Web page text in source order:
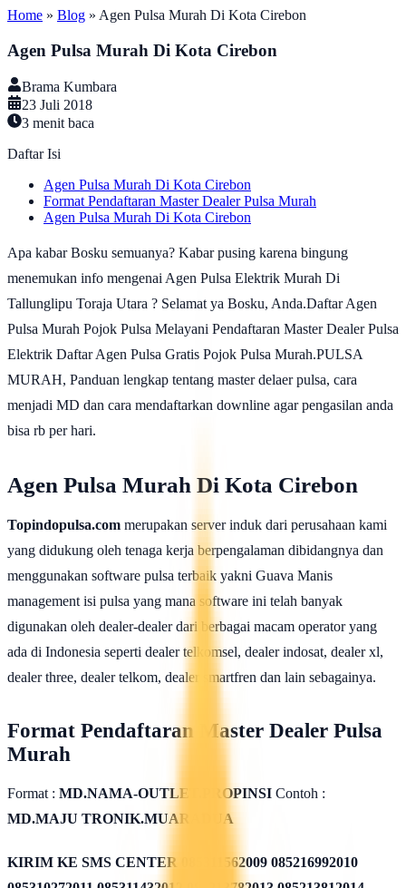
Home » Blog » Agen Pulsa Murah Di Kota Cirebon
Agen Pulsa Murah Di Kota Cirebon
Brama Kumbara
23 Juli 2018
3 menit baca
Daftar Isi
Agen Pulsa Murah Di Kota Cirebon
Format Pendaftaran Master Dealer Pulsa Murah
Agen Pulsa Murah Di Kota Cirebon
Apa kabar Bosku semuanya? Kabar pusing karena bingung
menemukan info mengenai Agen Pulsa Elektrik Murah Di
Tallunglipu Toraja Utara ? Selamat ya Bosku, Anda.Daftar Agen
Pulsa Murah Pojok Pulsa Melayani Pendaftaran Master Dealer Pulsa
Elektrik Daftar Agen Pulsa Gratis Pojok Pulsa Murah.PULSA
MURAH, Panduan lengkap tentang master delaer pulsa, cara
menjadi MD dan cara mendaftarkan downline agar pengasilan anda
bisa rb per hari.
Agen Pulsa Murah Di Kota Cirebon
Topindopulsa.com merupakan server induk dari perusahaan kami
yang didukung oleh tenaga kerja berpengalaman dibidangnya dan
menggunakan software pulsa terbaik yakni Guava Manis
management isi pulsa yang mana software ini telah banyak
digunakan oleh dealer-dealer dari berbagai macam operator yang
ada di Indonesia seperti dealer telkomsel, dealer indosat, dealer xl,
dealer three, dealer telkom, dealer smartfren dan lain sebagainya.
Format Pendaftaran Master Dealer Pulsa
Murah
Format : MD.NAMA-OUTLET.PROPINSI Contoh :
MD.MAJU TRONIK.MUARADUA
KIRIM KE SMS CENTER
085311562009 085216992010